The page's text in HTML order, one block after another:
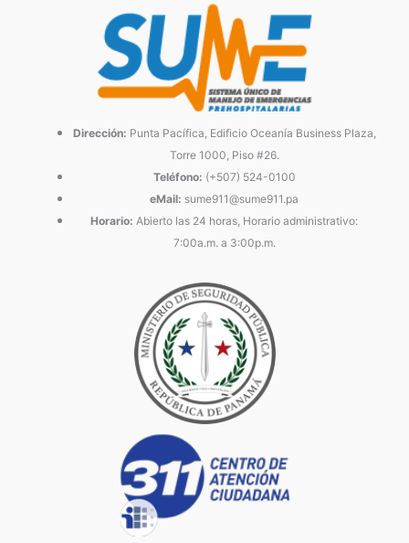
Dirección: Punta Pacífica, Edificio Oceanía Business Plaza,
Torre 1000, Piso #26.
Teléfono: (+507) 524-0100
eMail: sume911@sume911.pa
Horario: Abierto las 24 horas, Horario administrativo:
7:00a.m. a 3:00p.m.